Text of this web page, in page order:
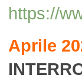
https://
Aprile